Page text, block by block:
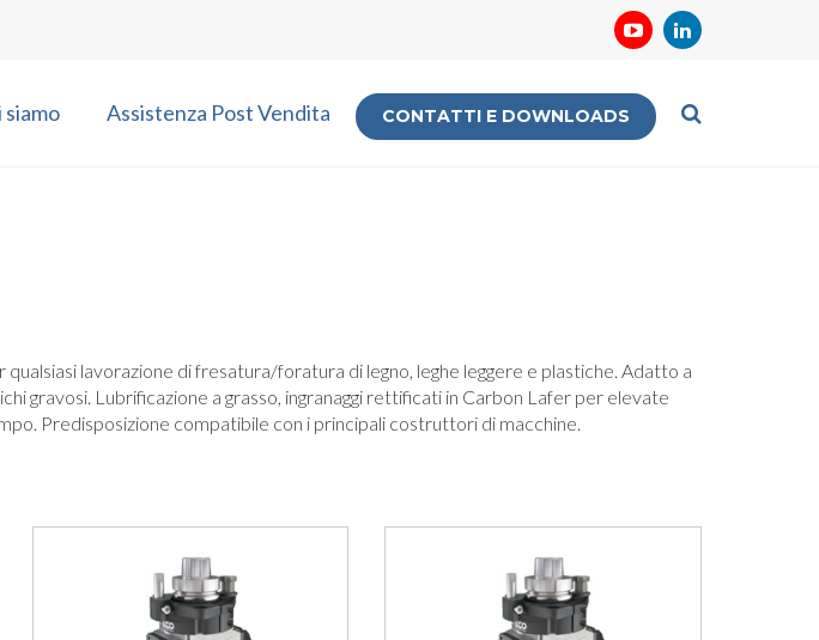
siamo Assistenza Post Vendita CONTATTI E DOWNLOADS
lavorazione di fresatura/foratura di legno, leghe leggere e plastiche. Adatto a
gravosi. Lubrificazione a grasso, ingranaggi rettificati in Carbon Lafer per elevate
Predisposizione compatibile con i principali costruttori di macchine.